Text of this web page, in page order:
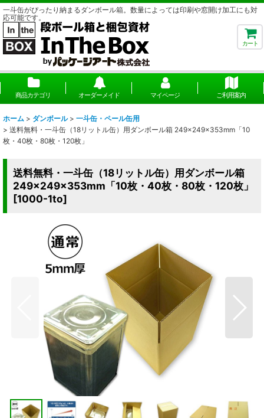
一斗缶がぴったり納まるダンボール箱。数量によっては印刷や窓開け加工にも対
応可能です。
カート
商品カテゴリ オーダーメイド マイページ ご利用案内
ホーム > ダンボール > 一斗缶・ペール缶用
> 送料無料・一斗缶（18リットル缶）用ダンボール箱 249×249×353mm「10
枚・40枚・80枚・120枚」
送料無料・一斗缶（18リットル缶）用ダンボール箱
249×249×353mm「10枚・40枚・80枚・120枚」
[1000-1to]